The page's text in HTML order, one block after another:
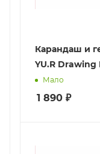
Карандаш и
YU.R Drawing
Мало
1 890 ₽